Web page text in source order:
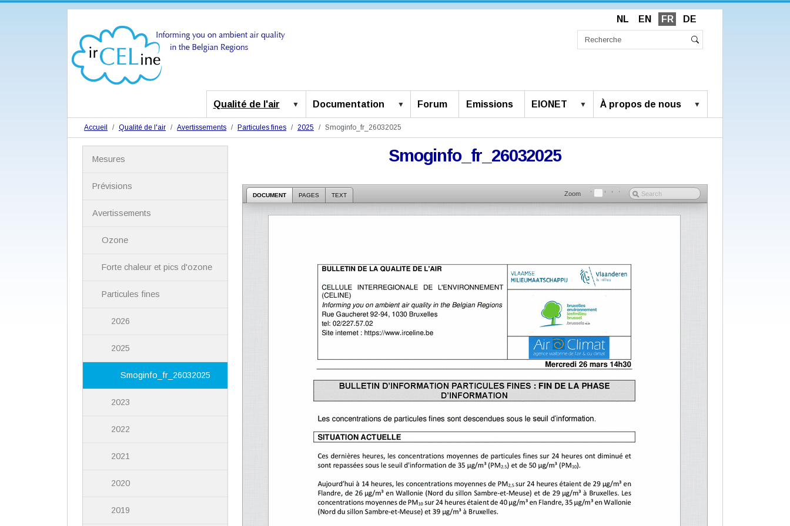
NL EN FR DE
Qualité de l'air Documentation Forum Emissions EIONET À propos de nous
Accueil Qualité de l'air Avertissements Particules fines 2025 Smoginfo_fr_26032025
Smoginfo_fr_26032025
DOCUMENT PAGES TEXT Zoom
Mesures
Prévisions
Avertissements
Ozone
Forte chaleur et pics d'ozone
Particules fines
2026
2025
Smoginfo_fr_26032025
2023
2022
2021
2020
2019